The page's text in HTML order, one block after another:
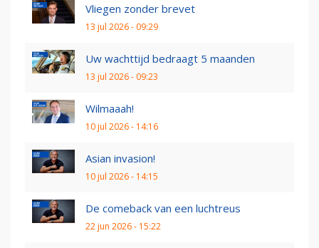
Vliegen zonder brevet
13 jul 2026 - 09:29
Uw wachttijd bedraagt 5 maanden
13 jul 2026 - 09:23
Wilmaaah!
10 jul 2026 - 14:16
Asian invasion!
10 jul 2026 - 14:15
De comeback van een luchtreus
22 jun 2026 - 15:22